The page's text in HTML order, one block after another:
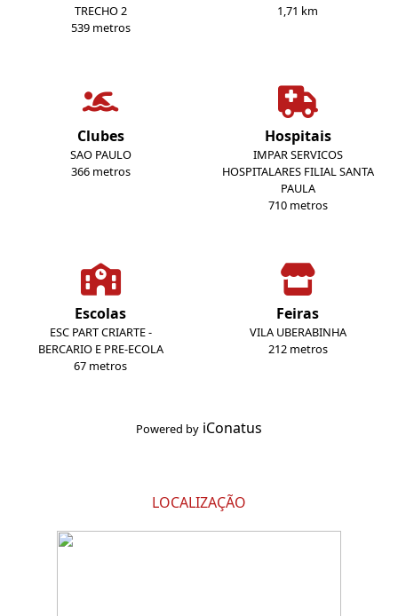
TRECHO 2
539 metros
1,71 km
Clubes
SAO PAULO
366 metros
Hospitais
IMPAR SERVICOS
HOSPITALARES FILIAL SANTA
PAULA
710 metros
Escolas
ESC PART CRIARTE -
BERCARIO E PRE-ECOLA
67 metros
Feiras
VILA UBERABINHA
212 metros
Powered by iConatus
LOCALIZAÇÃO